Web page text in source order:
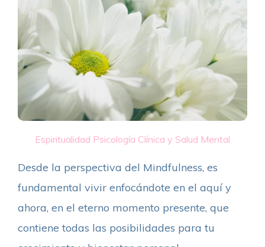
Espiritualidad Psicología Clínica y Salud Mental
Desde la perspectiva del Mindfulness, es
fundamental vivir enfocándote en el aquí y
ahora, en el eterno momento presente, que
contiene todas las posibilidades para tu